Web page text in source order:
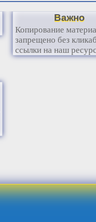
Важно
Копирование
запрещено без
ссылки на наш